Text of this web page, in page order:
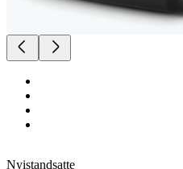
Nyistandsatte